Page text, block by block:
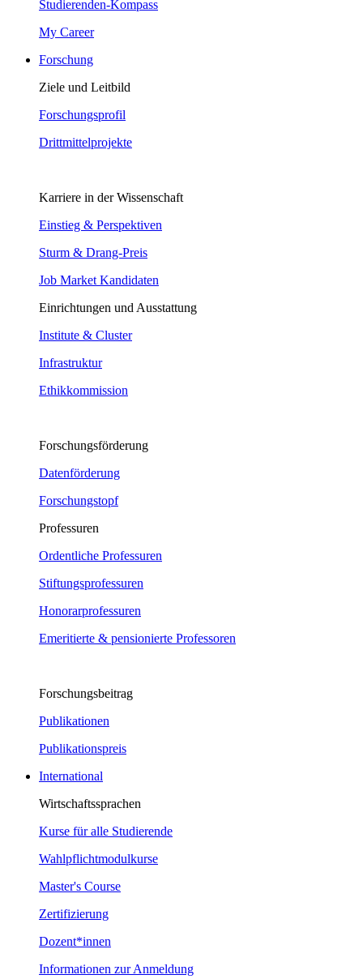
Studierenden-Kompass
My Career
Forschung
Ziele und Leitbild
Forschungsprofil
Drittmittelprojekte
Karriere in der Wissenschaft
Einstieg & Perspektiven
Sturm & Drang-Preis
Job Market Kandidaten
Einrichtungen und Ausstattung
Institute & Cluster
Infrastruktur
Ethikkommission
Forschungsförderung
Datenförderung
Forschungstopf
Professuren
Ordentliche Professuren
Stiftungsprofessuren
Honorarprofessuren
Emeritierte & pensionierte Professoren
Forschungsbeitrag
Publikationen
Publikationspreis
International
Wirtschaftssprachen
Kurse für alle Studierende
Wahlpflichtmodulkurse
Master's Course
Zertifizierung
Dozent*innen
Informationen zur Anmeldung